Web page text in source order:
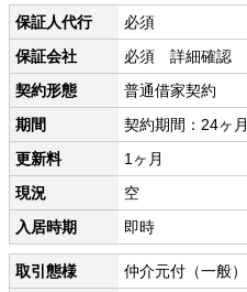
保証人代行
必須
保証会社
必須 詳細確認
契約形態
普通借家契約
期間
契約期間：24ヶ月
更新料
1ヶ月
現況
空
入居時期
即時
取引態様
仲介元付（一般）